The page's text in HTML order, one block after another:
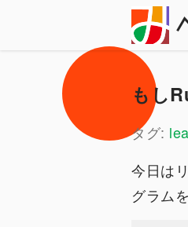
もし
タグ:
今日は
グラム